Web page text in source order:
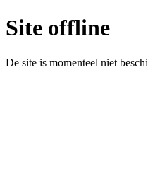
Site offline
De site is momenteel niet